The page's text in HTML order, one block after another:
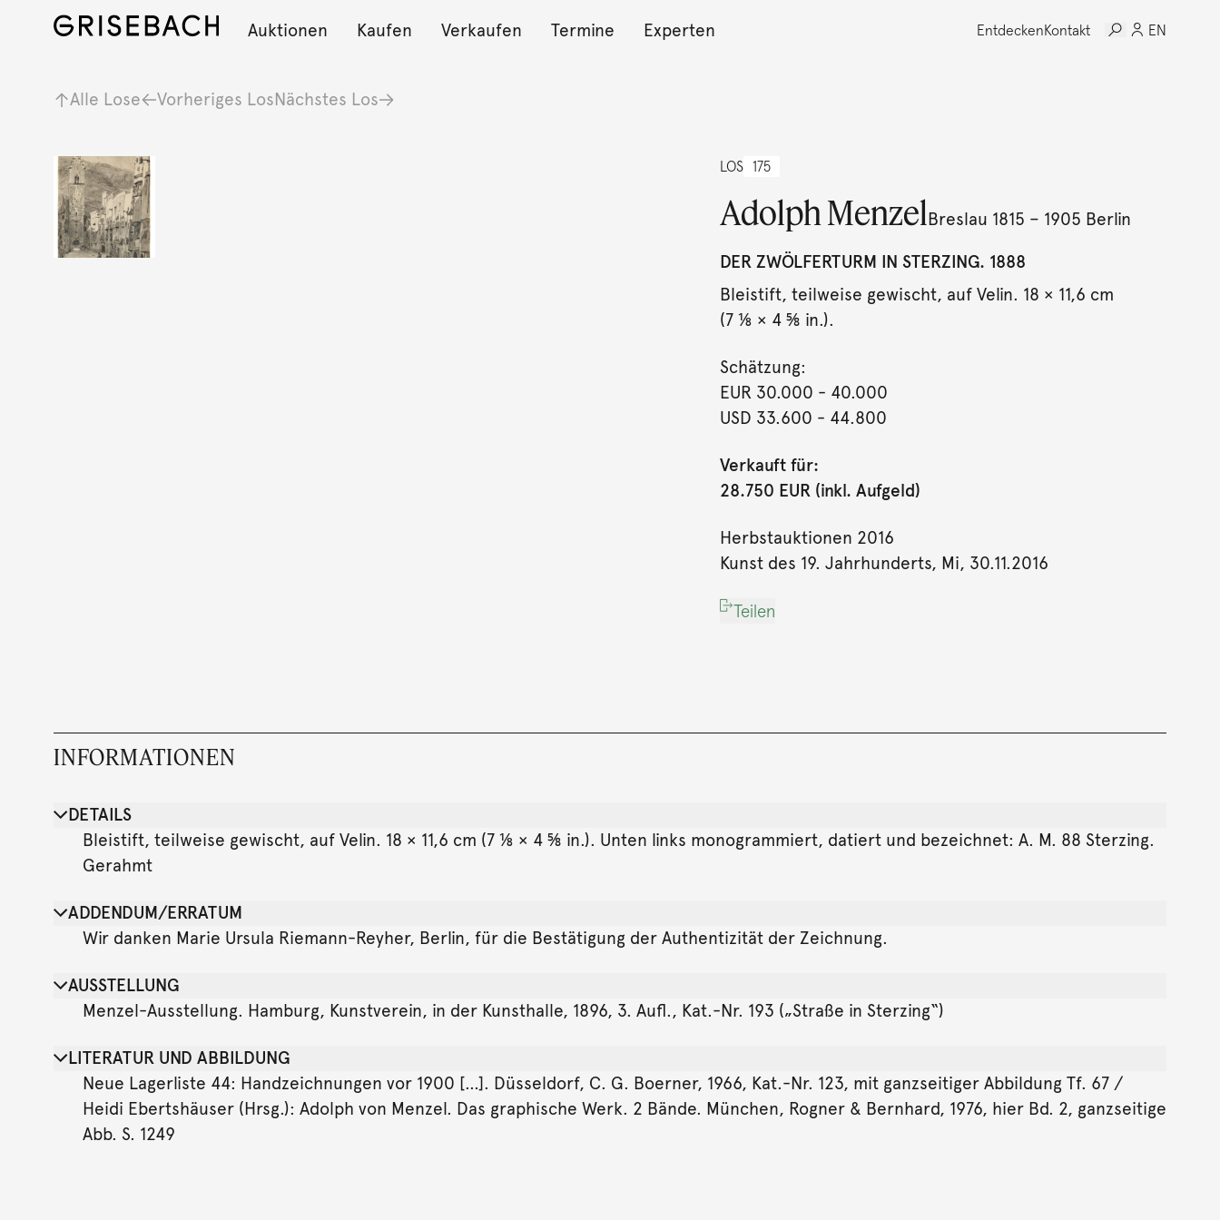
Auktionen Kaufen Verkaufen Termine Experten EntdeckenKontakt EN
Alle Lose Vorheriges LosNächstes Los
LOS 175
Adolph MenzelBreslau 1815 – 1905 Berlin
DER ZWÖLFERTURM IN STERZING. 1888
Bleistift, teilweise gewischt, auf Velin. 18 × 11,6 cm
(7 ⅛ × 4 ⅝ in.).
Schätzung:
EUR 30.000 - 40.000
USD 33.600 - 44.800
Verkauft für:
28.750 EUR (inkl. Aufgeld)
Herbstauktionen 2016
Kunst des 19. Jahrhunderts, Mi, 30.11.2016
Teilen
INFORMATIONEN
DETAILS
Bleistift, teilweise gewischt, auf Velin. 18 × 11,6 cm (7 ⅛ × 4 ⅝ in.). Unten links monogrammiert, datiert und bezeichnet: A. M. 88 Sterzing.
Gerahmt
ADDENDUM/ERRATUM
Wir danken Marie Ursula Riemann-Reyher, Berlin, für die Bestätigung der Authentizität der Zeichnung.
AUSSTELLUNG
Menzel-Ausstellung. Hamburg, Kunstverein, in der Kunsthalle, 1896, 3. Aufl., Kat.-Nr. 193 („Straße in Sterzing“)
LITERATUR UND ABBILDUNG
Neue Lagerliste 44: Handzeichnungen vor 1900 […]. Düsseldorf, C. G. Boerner, 1966, Kat.-Nr. 123, mit ganzseitiger Abbildung Tf. 67 /
Heidi Ebertshäuser (Hrsg.): Adolph von Menzel. Das graphische Werk. 2 Bände. München, Rogner & Bernhard, 1976, hier Bd. 2, ganzseitige
Abb. S. 1249